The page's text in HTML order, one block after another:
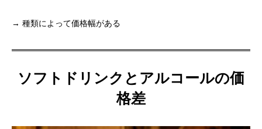
→ 種類によって価格幅がある
ソフトドリンクとアルコールの価
格差